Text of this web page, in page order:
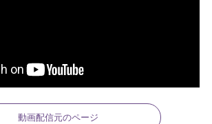
動画配信元のページ